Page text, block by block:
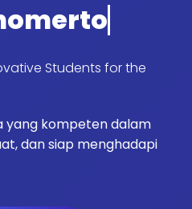
Students for the
yang kompeten dalam
dan siap menghadapi